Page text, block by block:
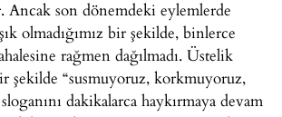
Ancak son dönemdeki eylemlerde
olmadığımız bir şekilde, binlerce
rağmen dağılmadı. Üstelik
şekilde “susmuyoruz, korkmuyoruz,
dakikalarca haykırmaya devam